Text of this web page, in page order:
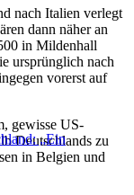
nach Italien verlegt
dann näher an
in Mildenhall
ursprünglich nach
vorerst auf
„Ein
gewisse US-
Deutschlands zu
in Belgien und